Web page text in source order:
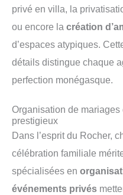
privé en villa, la
ou encore la création
d’espaces atypiques.
détails distingue chaque
perfection monégasque.
Organisation de
prestigieux
Dans l’esprit du Rocher,
célébration familiale
spécialisées en
événements privés